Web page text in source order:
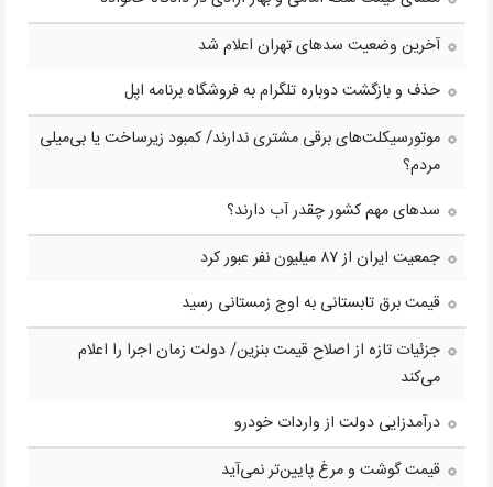
آخرین وضعیت سدهای تهران اعلام شد
حذف و بازگشت دوباره تلگرام به فروشگاه برنامه اپل
موتورسیکلت‌های برقی مشتری ندارند/ کمبود زیرساخت یا بی‌میلی
مردم؟
سدهای مهم کشور چقدر آب دارند؟
جمعیت ایران از ۸۷ میلیون نفر عبور کرد
قیمت برق تابستانی به اوج زمستانی رسید
جزئیات تازه از اصلاح قیمت بنزین/ دولت زمان اجرا را اعلام
می‌کند
درآمدزایی دولت از واردات خودرو
قیمت گوشت و مرغ پایین‌تر نمی‌آید